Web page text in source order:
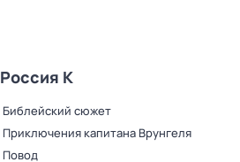
Россия К
Библейский сюжет
Приключения капитана Врунгеля
Повод